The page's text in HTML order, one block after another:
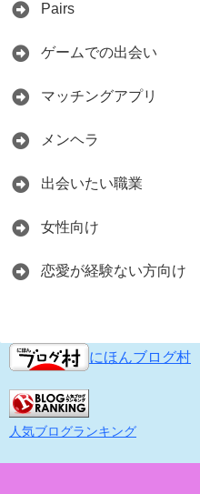
Pairs
ゲームでの出会い
マッチングアプリ
メンヘラ
出会いたい職業
女性向け
恋愛が経験ない方向け
にほんブログ村
人気ブログランキング